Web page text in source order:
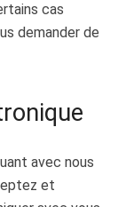
cas
demander de
avec nous
et